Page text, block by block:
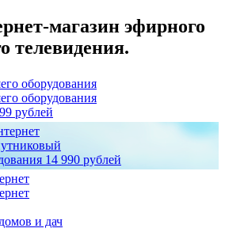
магазин эфирного
телевидения.
оборудования
оборудования
рублей
14 990 рублей
и дач